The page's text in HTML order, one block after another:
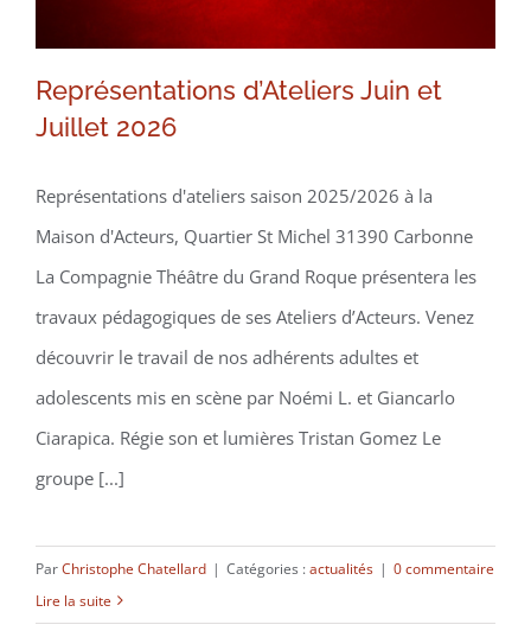
Représentations d’Ateliers Juin et
Juillet 2026
Représentations d'ateliers saison 2025/2026 à la
Maison d'Acteurs, Quartier St Michel 31390 Carbonne
La Compagnie Théâtre du Grand Roque présentera les
travaux pédagogiques de ses Ateliers d’Acteurs. Venez
découvrir le travail de nos adhérents adultes et
adolescents mis en scène par Noémi L. et Giancarlo
Ciarapica. Régie son et lumières Tristan Gomez Le
groupe [...]
ParChristophe Chatellard | Catégories :actualités | 0 commentaire
Lire la suite